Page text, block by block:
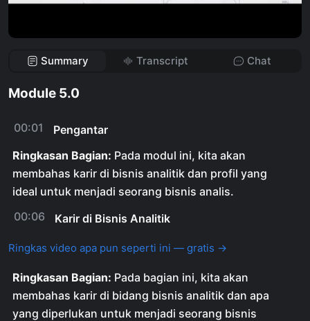
Summary Transcript Chat
Module 5.0
00:01
Pengantar
Ringkasan Bagian: Pada modul ini, kita akan
membahas karir di bisnis analitik dan profil yang
ideal untuk menjadi seorang bisnis analis.
00:06
Karir di Bisnis Analitik
Ringkas video apa pun seperti ini — gratis →
Ringkasan Bagian: Pada bagian ini, kita akan
membahas karir di bidang bisnis analitik dan apa
yang diperlukan untuk menjadi seorang bisnis